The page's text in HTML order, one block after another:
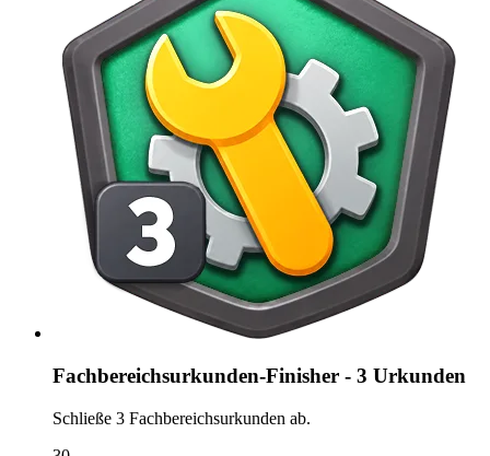
Fachbereichsurkunden-Finisher - 3 Urkunden
Schließe 3 Fachbereichsurkunden ab.